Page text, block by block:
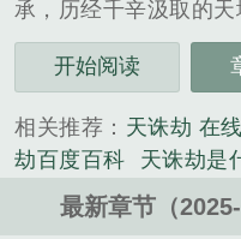
承，历经千辛汲取的
行压制，不能任由自己
外间得知了体内的诡
中，意外成为了天罗
来，大弘王朝百姓遭
溃散，天罗门面临空
开始阅读
相关推荐： 天诛劫 在
劫百度百科
天诛劫是
诛劫是什么 劫天诛魔
天诛劫厉害吗
最新章节（